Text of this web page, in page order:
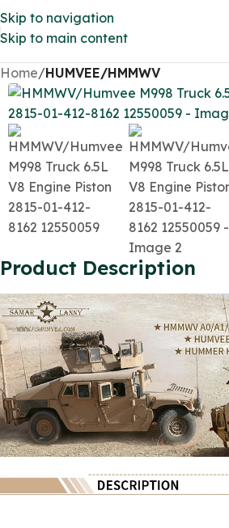
Skip to navigation
Skip to main content
Home HUMVEE/HMMWV
Product Description